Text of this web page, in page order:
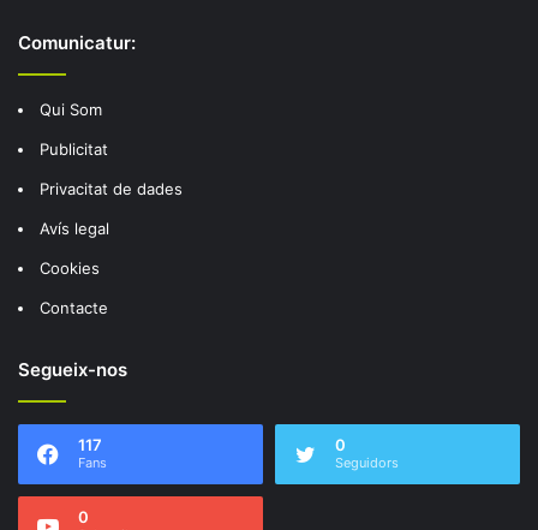
Comunicatur:
Qui Som
Publicitat
Privacitat de dades
Avís legal
Cookies
Contacte
Segueix-nos
117
Fans
0
Seguidors
0